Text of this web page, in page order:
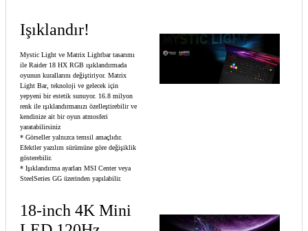
Işıklandır!
Mystic Light ve Matrix Lightbar tasarımı
ile Raider 18 HX RGB ışıklandırmada
oyunun kurallarını değiştiriyor. Matrix
Light Bar, teknoloji ve gelecek için
yepyeni bir estetik sunuyor. 16.8 milyon
renk ile ışıklandırmanızı özelleştirebilir ve
kendinize ait bir oyun atmosferi
yaratabilirsiniz
* Görseller yalnızca temsil amaçlıdır.
Efektler yazılım sürümüne göre değişiklik
gösterebilir.
* Işıklandırma ayarları MSI Center veya
SteelSeries GG üzerinden yapılabilir.
18-inch 4K Mini